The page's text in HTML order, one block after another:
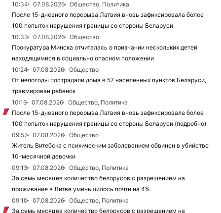
10:34
07.08.2026
Общество, Политика
После 15-дневного перерыва Латвия вновь зафиксировала более
100 попыток нарушения границы со стороны Беларуси
10:33
07.08.2026
Общество
Прокуратура Минска отчиталась о признании нескольких детей
находящимися в социально опасном положении
10:24
07.08.2026
Общество
От непогоды пострадали дома в 57 населенных пунктов Беларуси,
травмирован ребенок
10:16
07.08.2026
Общество, Политика
После 15-дневного перерыва Латвия вновь зафиксировала более
100 попыток нарушения границы со стороны Беларуси (подробно)
09:57
07.08.2026
Общество
Житель Витебска с психическим заболеванием обвинен в убийстве
10-месячной девочки
09:13
07.08.2026
Общество, Политика
За семь месяцев количество белорусов с разрешением на
проживание в Литве уменьшилось почти на 4%
09:10
07.08.2026
Общество, Политика
За семь месяцев количество белорусов с разрешением на